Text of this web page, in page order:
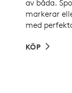
av båda.
markerar
med
KÖP